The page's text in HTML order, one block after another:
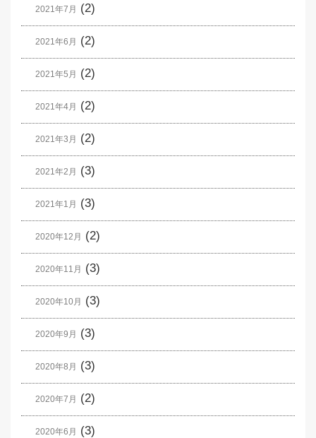
2021年7月 (2)
2021年6月 (2)
2021年5月 (2)
2021年4月 (2)
2021年3月 (2)
2021年2月 (3)
2021年1月 (3)
2020年12月 (2)
2020年11月 (3)
2020年10月 (3)
2020年9月 (3)
2020年8月 (3)
2020年7月 (2)
2020年6月 (3)